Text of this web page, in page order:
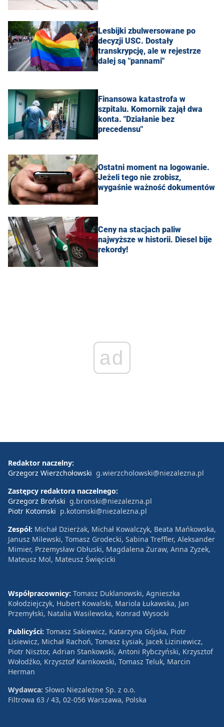
Lesbijki zbulwersowane po
decyzji USC. Dostały
transkrypcję, ale w rejestrze
dalej są "pannami"
Finansowa katastrofa w
szpitalu. Komornik zajął dwa
konta. "Działanie bez
precedensu"
Ostatni moment na logowanie.
Jeżeli tego nie zrobisz,
wygaśnie ważność dokumentów
Ceny na stacjach paliw
najwyższe w historii. Diesel bije
rekordy!
ad
Redaktor naczelny:
Grzegorz Wierzchołowski g.wierzcholowski@niezalezna.pl
Zastępcy redaktora naczelnego:
Grzegorz Broński g.bronski@niezalezna.pl
Piotr Kotomski p.kotomski@niezalezna.pl
Zespół: Michał Dzierżak, Michał Kowalczyk, Beata Mańkowska,
Janusz Milewski, Tomasz Grodecki, Sabina Treffler, Aleksander
Mimier, Przemysław Obłuski, Magdalena Żuraw, Anna Zyzek,
Mateusz Mol, Mateusz Święcicki
Współpracownicy: Tomasz Duklanowski, Agnieszka
Kołodziejczyk, Hubert Kowalski, Mariola Łukawska, Jan
Przemyłski, Natalia Wasilewska, Konrad Wysocki
Publicyści: Tomasz Sakiewicz, Katarzyna Gójska, Piotr
Lisiewicz, Michał Rachoń, Tomasz Łysiak, Jacek Liziniewicz,
Piotr Nisztor, Adrian Stankowski, Antoni Rybczyński, Krzysztof
Wołodźko, Krzysztof Karnkowski, Tomasz Teluk, Marcin
Herman
Wydawca: Słowo Niezależne Sp. z o.o.
Filtrowa 63 / 43, 02-056 Warszawa, Polska